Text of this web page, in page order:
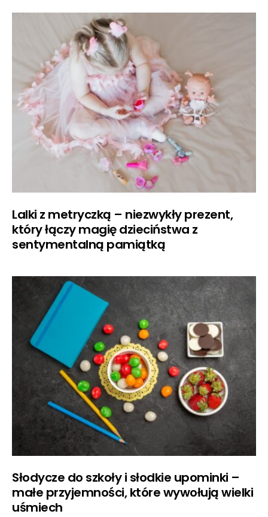
Lalki z metryczką – niezwykły prezent,
który łączy magię dzieciństwa z
sentymentalną pamiątką
Słodycze do szkoły i słodkie upominki –
małe przyjemności, które wywołują wielki
uśmiech